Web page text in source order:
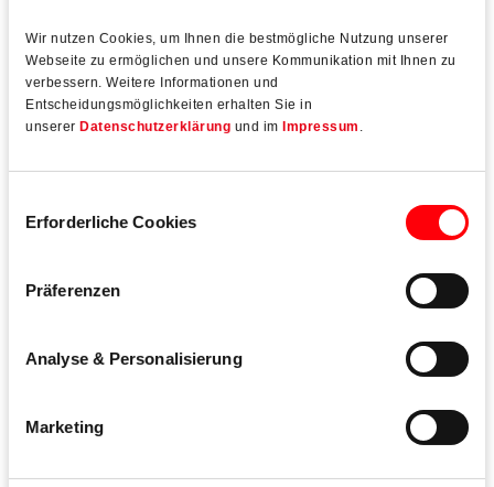
Wir nutzen Cookies, um Ihnen die bestmögliche Nutzung unserer
Webseite zu ermöglichen und unsere Kommunikation mit Ihnen zu
verbessern. Weitere Informationen und
Entscheidungsmöglichkeiten erhalten Sie in
unserer Datenschutzerklärung und im Impressum
Erforderliche Cookies
Präferenzen
Analyse & Personalisierung
Marketing
Wenn neben höchsten Anforderungen an Langlebigkeit,
Bedienkomfort und Sicherheit eine besonders
zeitsparende Verarbeitung im Mittelpunkt stehen, ist Roto
AL der perfekte Beschlag:
Flügelbauteilen für eine schnelle und ermüdungsfreie
Eckumlenkung mit steckbarer Klemmgabel für eine
Fixmaße (T4/T5) zur einfachen Festlegung der
Treibstangen für eine hohe Fertigungsqualität